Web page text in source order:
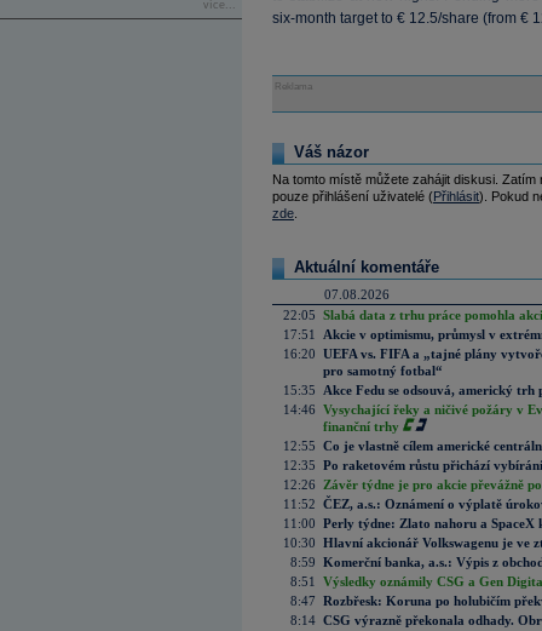
více...
six-month target to € 12.5/share (from €
Reklama
Váš názor
Na tomto místě můžete zahájit diskusi.
pouze přihlášení uživatelé (Přihlásit). Pokud
zde
Aktuální komentáře
07.08.2026
22:05 Slabá data z trhu práce pomohla
17:51
Akcie v optimismu, průmysl v
16:20 UEFA vs. FIFA a „tajné plány
pro samotný fotbal“
15:35
Akce Fedu se odsouvá, americký
14:46 Vysychající řeky a ničivé požáry v
finanční trhy
12:55 Co je vlastně cílem americké
12:35 Po raketovém růstu přichází
12:26
Závěr týdne je pro akcie převážně
11:52 ČEZ, a.s.: Oznámení o výplatě
11:00 Perly týdne: Zlato nahoru a SpaceX
10:30 Hlavní akcionář Volkswagenu je ve
8:59 Komerční banka, a.s.: Výpis z
8:51
Výsledky oznámily CSG a Gen
8:47 Rozbřesk: Koruna po holubičím
8:14 CSG výrazně překonala odhady.